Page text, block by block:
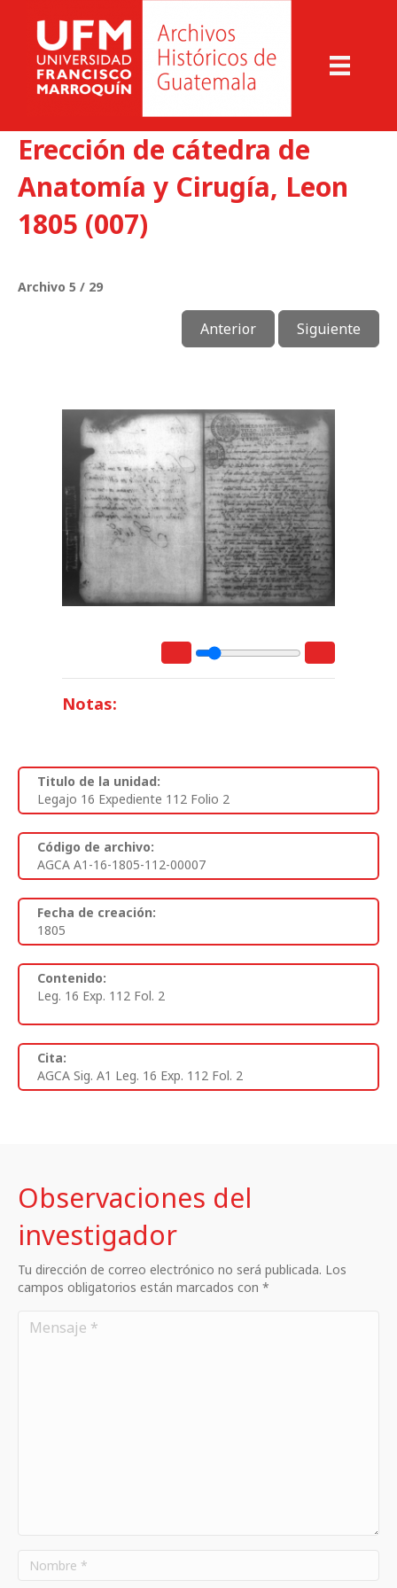
Erección de cátedra de
Anatomía y Cirugía, Leon
1805 (007)
Archivo 5 / 29
Anterior Siguiente
Notas:
Titulo de la unidad:
Legajo 16 Expediente 112 Folio 2
Código de archivo:
AGCA A1-16-1805-112-00007
Fecha de creación:
1805
Contenido:
Leg. 16 Exp. 112 Fol. 2
Cita:
AGCA Sig. A1 Leg. 16 Exp. 112 Fol. 2
Observaciones del
investigador
Tu dirección de correo electrónico no será publicada. Los
campos obligatorios están marcados con *